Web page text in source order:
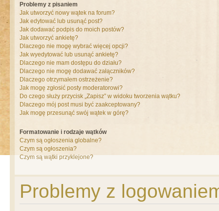
Problemy z pisaniem
Jak utworzyć nowy wątek na forum?
Jak edytować lub usunąć post?
Jak dodawać podpis do moich postów?
Jak utworzyć ankietę?
Dlaczego nie mogę wybrać więcej opcji?
Jak wyedytować lub usunąć ankietę?
Dlaczego nie mam dostępu do działu?
Dlaczego nie mogę dodawać załączników?
Dlaczego otrzymałem ostrzeżenie?
Jak mogę zgłosić posty moderatorowi?
Do czego służy przycisk „Zapisz” w widoku tworzenia wątku?
Dlaczego mój post musi być zaakceptowany?
Jak mogę przesunąć swój wątek w górę?
Formatowanie i rodzaje wątków
Czym są ogłoszenia globalne?
Czym są ogłoszenia?
Czym są wątki przyklejone?
Problemy z